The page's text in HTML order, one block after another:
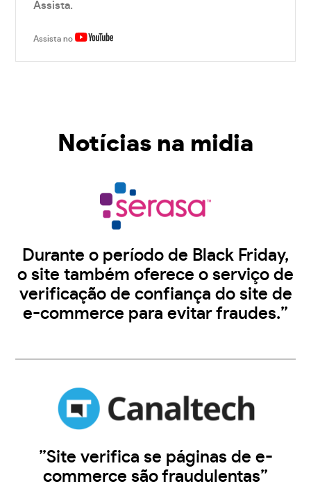
Assista.
Assista no
Notícias na midia
Durante o período de Black Friday,
o site também oferece o serviço de
verificação de confiança do site de
e-commerce para evitar fraudes.”
”Site verifica se páginas de e-
commerce são fraudulentas”